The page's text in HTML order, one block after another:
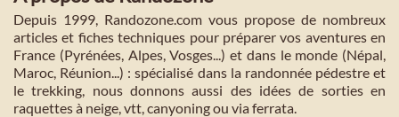
Depuis 1999, Randozone.com vous propose de nombreux
articles et fiches techniques pour préparer vos aventures en
France (Pyrénées, Alpes, Vosges...) et dans le monde (Népal,
Maroc, Réunion...) : spécialisé dans la randonnée pédestre et
le trekking, nous donnons aussi des idées de sorties en
raquettes à neige, vtt, canyoning ou via ferrata.